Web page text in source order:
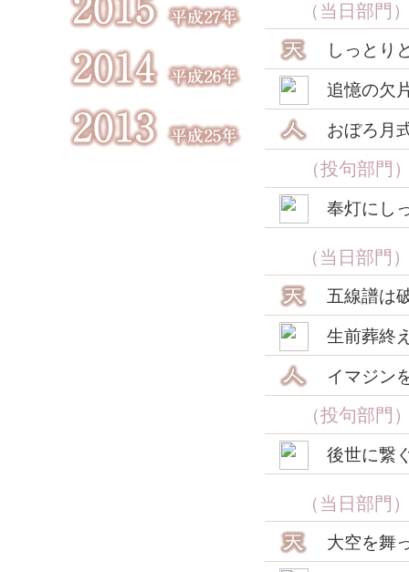
（当日部門
しっとり
追憶の欠
おぼろ月
（投句部門
奉灯にし
（当日部門
五線譜は
生前葬終
イマジン
（投句部門
後世に繋
（当日部門
大空を舞